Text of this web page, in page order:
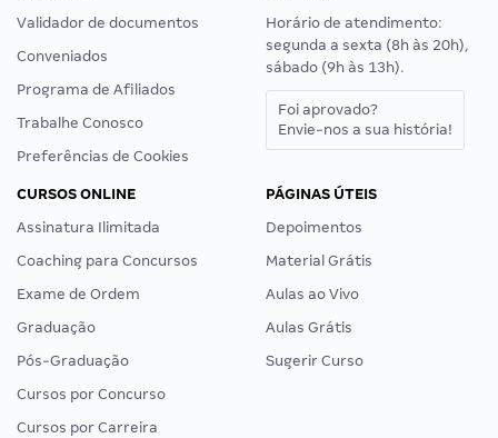
Validador de documentos
Conveniados
Programa de Afiliados
Trabalhe Conosco
Preferências de Cookies
Horário de atendimento:
segunda a sexta (8h às 20h),
sábado (9h às 13h).
Foi aprovado?
Envie-nos a sua história!
CURSOS ONLINE
Assinatura Ilimitada
Coaching para Concursos
Exame de Ordem
Graduação
Pós-Graduação
Cursos por Concurso
Cursos por Carreira
PÁGINAS ÚTEIS
Depoimentos
Material Grátis
Aulas ao Vivo
Aulas Grátis
Sugerir Curso